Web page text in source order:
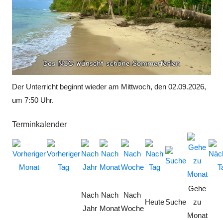
Der Unterricht beginnt wieder am Mittwoch, den 02.09.2026,
um 7:50 Uhr.
Terminkalender
Nach
Jahr
Nach
Monat
Nach
Woche
HeuteSuche
Gehe
zu
Monat